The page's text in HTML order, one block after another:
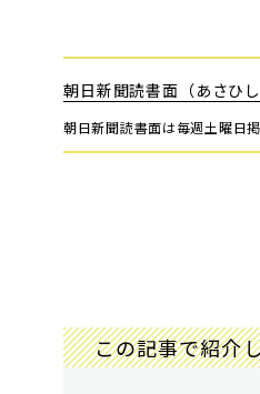
朝日新聞読書面（あさひ
朝日新聞読書面は毎週土曜日掲
この記事で紹介